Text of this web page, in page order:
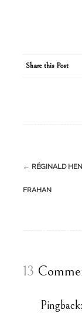
Share this Post
Post
← RÉGINALD
FRAHAN
13
Pingback: